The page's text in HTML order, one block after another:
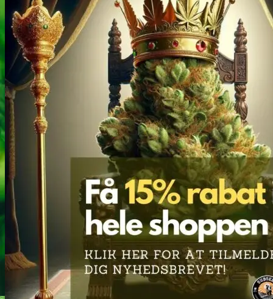
Kokain renhedhedstest
Crack renhedhedstest
Kokain blandingsmiddel test
MDMA
MDMA renhedstest
Ecstasy
Ecstasy renhedstest
Heroin
Heroin renhedstest
Badesalte
Badesalte renhedstest